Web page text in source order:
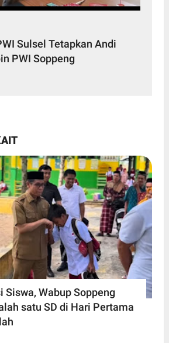
Sulsel Tetapkan Andi
PWI Soppeng
Siswa, Wabup Soppeng
satu SD di Hari Pertama